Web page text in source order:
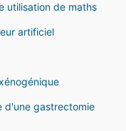
utilisation de maths
artificiel
d'une gastrectomie